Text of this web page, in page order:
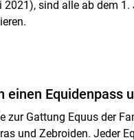
sind alle ab dem
einen Equidenpass
zur Gattung Equus der
und Zebroiden. Jeder